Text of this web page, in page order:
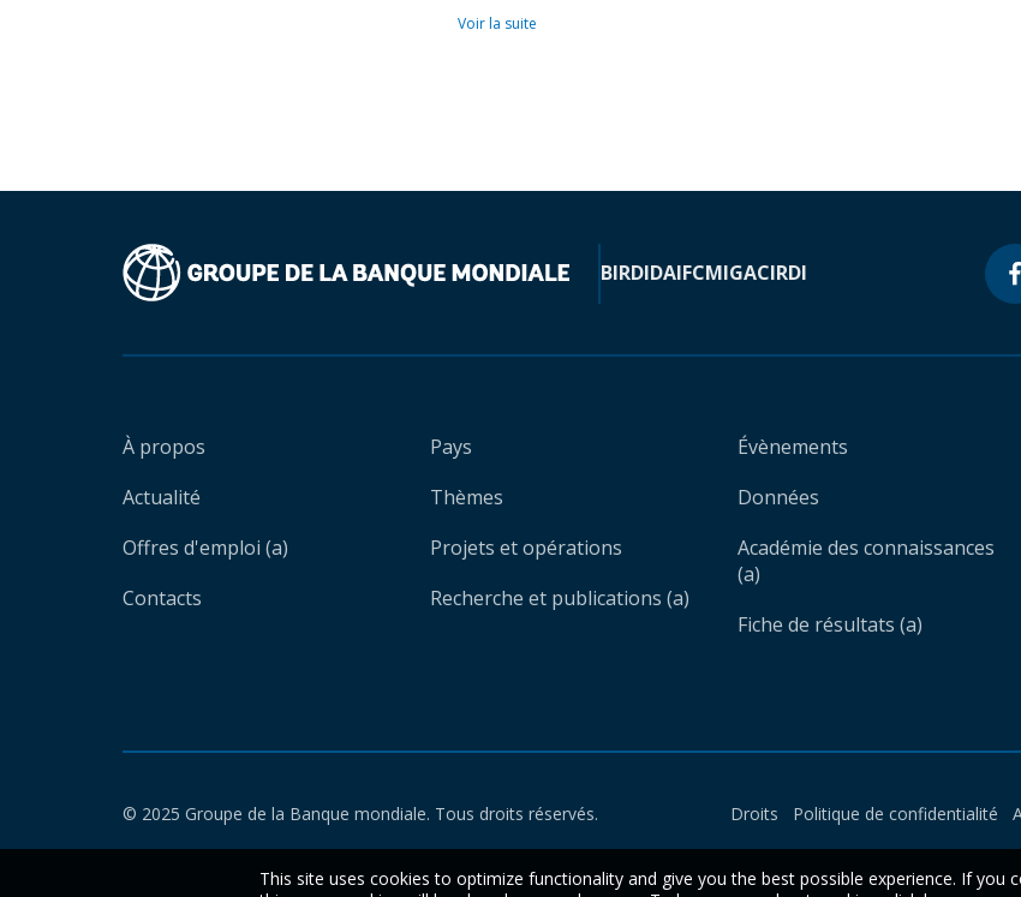
Voir la suite
BIRDIDAIFCMIGACIRDI
À propos
Actualité
Offres d'emploi (a)
Contacts
Pays
Thèmes
Projets et opérations
Recherche et publications (a)
Évènements
Données
Académie des connaissances
(a)
Fiche de résultats (a)
© 2025 Groupe de la Banque mondiale. Tous droits réservés. Droits Politique de confidentialité
This site uses cookies to optimize functionality and give you the best possible experience. If you